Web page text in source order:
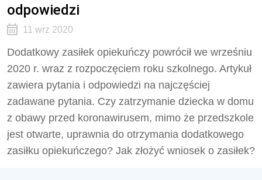
odpowiedzi
11 wrz 2020
Dodatkowy zasiłek opiekuńczy powrócił we wrześniu
2020 r. wraz z rozpoczęciem roku szkolnego. Artykuł
zawiera pytania i odpowiedzi na najczęściej
zadawane pytania. Czy zatrzymanie dziecka w domu
z obawy przed koronawirusem, mimo że przedszkole
jest otwarte, uprawnia do otrzymania dodatkowego
zasiłku opiekuńczego? Jak złożyć wniosek o zasiłek?